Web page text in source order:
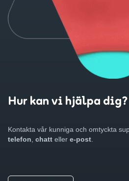
Hur kan vi hjälpa dig?
Kontakta vår kunniga och omtyckta
telefon, chatt eller e-post.